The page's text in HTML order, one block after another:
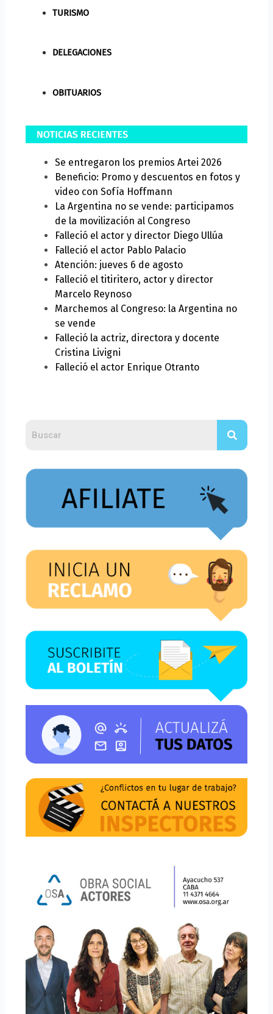
TURISMO
DELEGACIONES
OBITUARIOS
Se entregaron los premios Artei 2026
Beneficio: Promo y descuentos en fotos y
video con Sofía Hoffmann
La Argentina no se vende: participamos
de la movilización al Congreso
Falleció el actor y director Diego Ullúa
Falleció el actor Pablo Palacio
Atención: jueves 6 de agosto
Falleció el titiritero, actor y director
Marcelo Reynoso
Marchemos al Congreso: la Argentina no
se vende
Falleció la actriz, directora y docente
Cristina Livigni
Falleció el actor Enrique Otranto